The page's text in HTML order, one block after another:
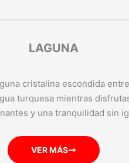
LAGUNA
cristalina escondida
turquesa mientras
y una tranquilidad sin
VER MÁS